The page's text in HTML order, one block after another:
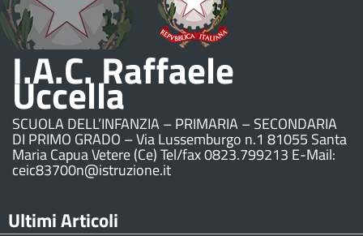
I.A.C. Raffaele
Uccella
SCUOLA DELL’INFANZIA – PRIMARIA – SECONDARIA
DI PRIMO GRADO – Via Lussemburgo n.1 81055 Santa
Maria Capua Vetere (Ce) Tel/fax 0823.799213 E-Mail:
ceic83700n@istruzione.it
Ultimi Articoli